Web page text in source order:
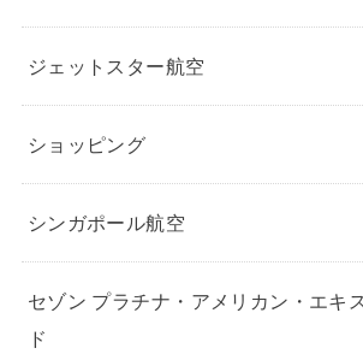
ジェットスター航空
ショッピング
シンガポール航空
セゾン プラチナ・アメリカン・エキ
ド